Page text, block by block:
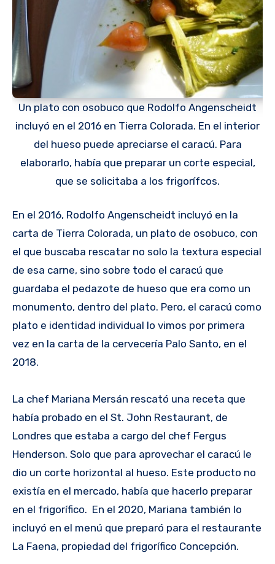
Un plato con osobuco que Rodolfo Angenscheidt
incluyó en el 2016 en Tierra Colorada. En el interior
del hueso puede apreciarse el caracú. Para
elaborarlo, había que preparar un corte especial,
que se solicitaba a los frigorífcos.
En el 2016, Rodolfo Angenscheidt incluyó en la
carta de Tierra Colorada, un plato de osobuco, con
el que buscaba rescatar no solo la textura especial
de esa carne, sino sobre todo el caracú que
guardaba el pedazote de hueso que era como un
monumento, dentro del plato. Pero, el caracú como
plato e identidad individual lo vimos por primera
vez en la carta de la cervecería Palo Santo, en el
2018.
La chef Mariana Mersán rescató una receta que
había probado en el St. John Restaurant, de
Londres que estaba a cargo del chef Fergus
Henderson. Solo que para aprovechar el caracú le
dio un corte horizontal al hueso. Este producto no
existía en el mercado, había que hacerlo preparar
en el frigorífico. En el 2020, Mariana también lo
incluyó en el menú que preparó para el restaurante
La Faena, propiedad del frigorífico Concepción.